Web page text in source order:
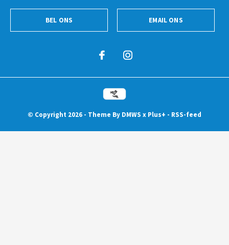
BEL ONS EMAIL ONS
© Copyright 2026 - Theme By DMWS x Plus+ - RSS-feed